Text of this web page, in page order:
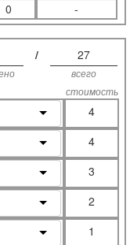
0 -
/ 27
всего
стоимость
4
4
3
2
1